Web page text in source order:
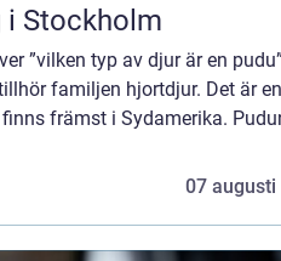
i Stockholm
”vilken typ av djur är en
familjen hjortdjur. Det är
främst i Sydamerika.
07 augusti